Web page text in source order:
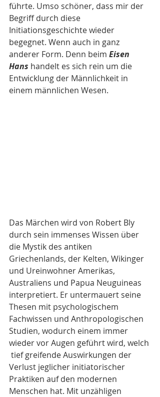
führte. Umso schöner, dass mir der
Begriff durch diese
Initiationsgeschichte wieder
begegnet. Wenn auch in ganz
anderer Form. Denn beim Eisen
Hans handelt es sich rein um die
Entwicklung der Männlichkeit in
einem männlichen Wesen.
Das Märchen wird von Robert Bly
durch sein immenses Wissen über
die Mystik des antiken
Griechenlands, der Kelten, Wikinger
und Ureinwohner Amerikas,
Australiens und Papua Neuguineas
interpretiert. Er untermauert seine
Thesen mit psychologischem
Fachwissen und Anthropologischen
Studien, wodurch einem immer
wieder vor Augen geführt wird, welch
tief greifende Auswirkungen der
Verlust jeglicher initiatorischer
Praktiken auf den modernen
Menschen hat. Mit unzähligen